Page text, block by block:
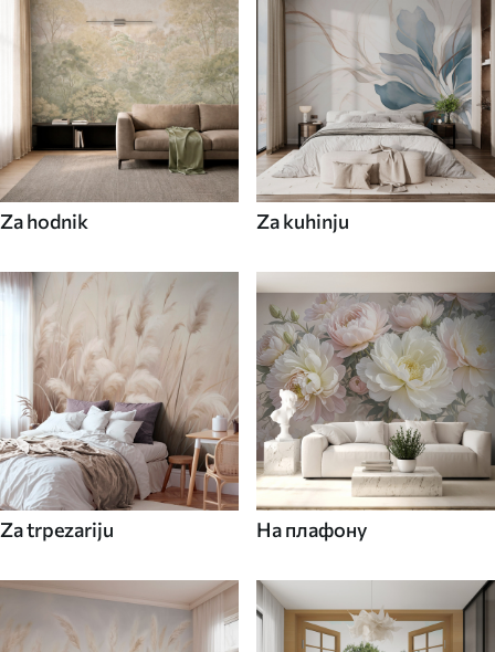
Za hodnik Za kuhinju
Za trpezariju На плафону